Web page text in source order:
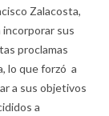
Zalacosta,
incorporar sus
proclamas
lo que forzó a
a sus objetivos
a